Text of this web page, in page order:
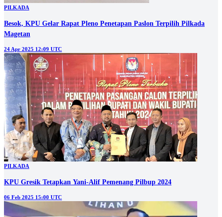
PILKADA
Besok, KPU Gelar Rapat Pleno Penetapan Paslon Terpilih Pilkada
Magetan
24 Apr 2025 12:09 UTC
PILKADA
KPU Gresik Tetapkan Yani-Alif Pemenang Pilbup 2024
06 Feb 2025 15:00 UTC